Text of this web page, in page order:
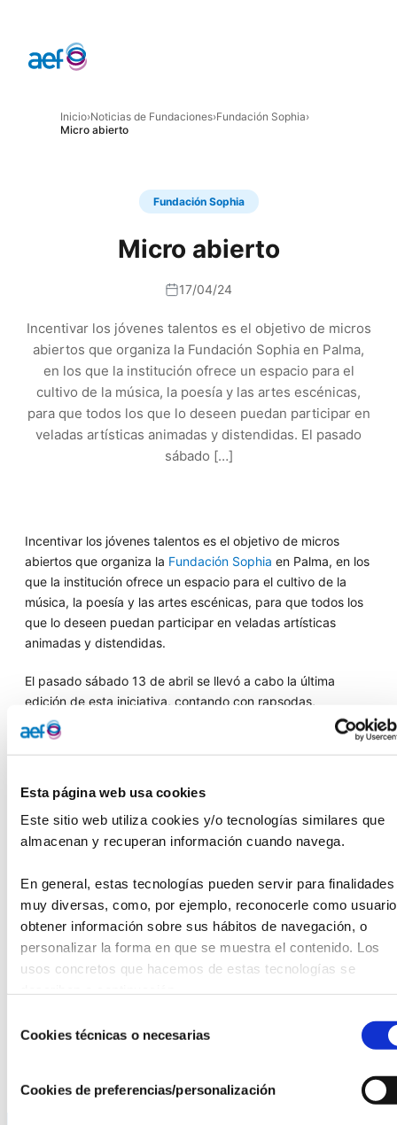
Esta página web usa cookies
Este sitio web utiliza cookies y/o tecnologías similares que
almacenan y recuperan información cuando navega.
En general, estas tecnologías pueden servir para finalidades
muy diversas, como, por ejemplo, reconocerle como
obtener información sobre sus hábitos de navegación, o
personalizar la forma en que se muestra el contenido. Los
usos concretos que hacemos de estas tecnologías se
deCookies técnicas o necesarias
Cookies de preferencias/personalización
Inicio›Noticias de Fundaciones›Fundación Sophia›
Micro abierto
Fundación Sophia
Micro abierto
17/04/24
Incentivar los jóvenes talentos es el objetivo de micros
abiertos que organiza la Fundación Sophia en Palma,
en los que la institución ofrece un espacio para el
cultivo de la música, la poesía y las artes escénicas,
para que todos los que lo deseen puedan participar en
veladas artísticas animadas y distendidas. El pasado
sábado […]
Incentivar los jóvenes talentos es el objetivo de micros
abiertos que organiza la Fundación Sophia en Palma, en los
que la institución ofrece un espacio para el cultivo de la
música, la poesía y las artes escénicas, para que todos los
que lo deseen puedan participar en veladas artísticas
animadas y distendidas.
El pasado sábado 13 de abril se llevó a cabo la última
edición de esta iniciativa, contando con rapsodas,
cantoautores, cantantes, pianistas e improvisación hip hop,
con un público muy agradecido que conviertió el evento en
La verdad es que esta actividad es muy atractiva y
promete convertirse en una cita obligada para aquellos que
quieren hacerse de valor con el micro en la mano, explica
Este espacio ofrece la maravillosa oportunidad de
enfrentarse al público en una institución artístico cultural en
Palma, añade.
El Micro Abierto se organiza cada dos meses y los
interesados pueden consultar esta y otras actividades